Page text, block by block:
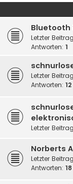
Bluetooth
Letzter
Antworten: 1
Letzter
Antworten: 12
Letzter
Norberts
Letzter
Antworten: 18